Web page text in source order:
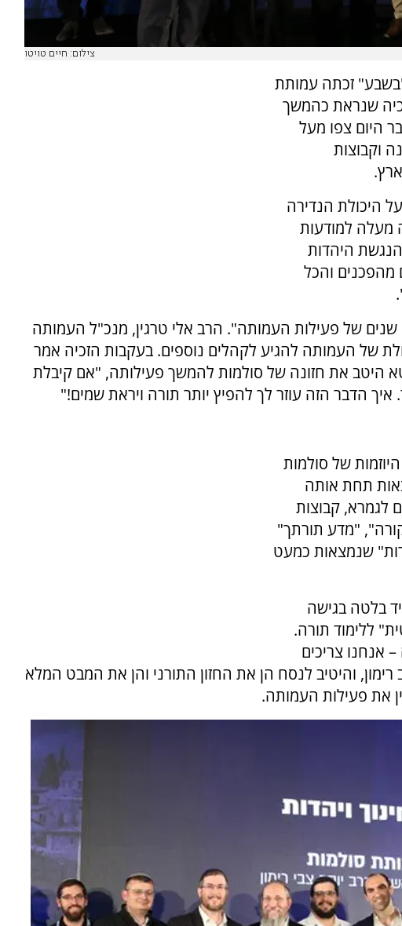
צילום: חיים טויטו
מבית קבוצת "בשבע" זכתה עמותת
שנראת כהמשך
היום צפו מעל
וקבוצות
היכולת הנדירה
מעלה למודעות
היהדות
מהפכנים והכל
"זה מאוד מרגש, ההכרה בפרס אחרי 15 שנים של פעילות העמותה". הרב אלי טרגין, מנכ"ל העמותה
של העמותה להגיע לקהלים נוספים. בעקבות הזכיה אמר
היטב את חזונה של סולמות להמשך פעילותה, "אם קיבלת
הדבר הזה עוזר לך להפיץ יותר תורה ויראת שמים!"
של סולמות
תחת אותה
לגמרא, קבוצות
"מדע תורתך"
שנמצאות כמעט
לפני 15 שנה ומיד בלטה בגישה
ללימוד תורה.
אנחנו צריכים
והיטיב לנסח הן את החזון התורני והן את המבט המלא
את פעילות העמותה.